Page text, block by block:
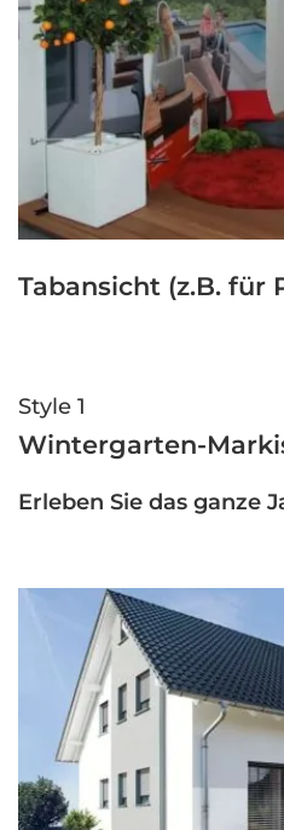
Tabansicht (z.B. für
Style 1
Wintergarten-
Erleben Sie das ganze